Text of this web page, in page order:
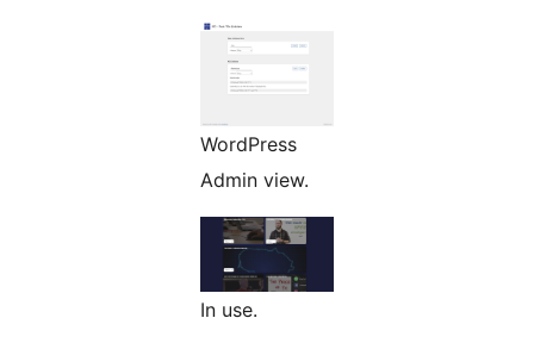
WordPress
Admin view.
In use.